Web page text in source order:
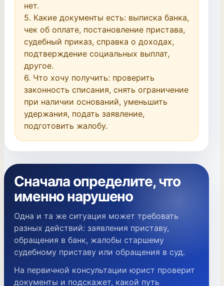
нет.
5. Какие документы есть: выписка банка,
чек об оплате, постановление пристава,
судебный приказ, справка о доходах,
подтверждение социальных выплат,
другое.
6. Что хочу получить: проверить
законность списания, снять ограничение
при наличии оснований, уменьшить
удержания, подать заявление,
подготовить жалобу.
Сначала определите, что
именно нарушено
Одна и та же ситуация может требовать
разных действий: заявления приставу,
обращения в банк, жалобы старшему
судебному приставу или обращения в суд.
На первичной консультации юрист проверит
документы и подскажет, какой путь